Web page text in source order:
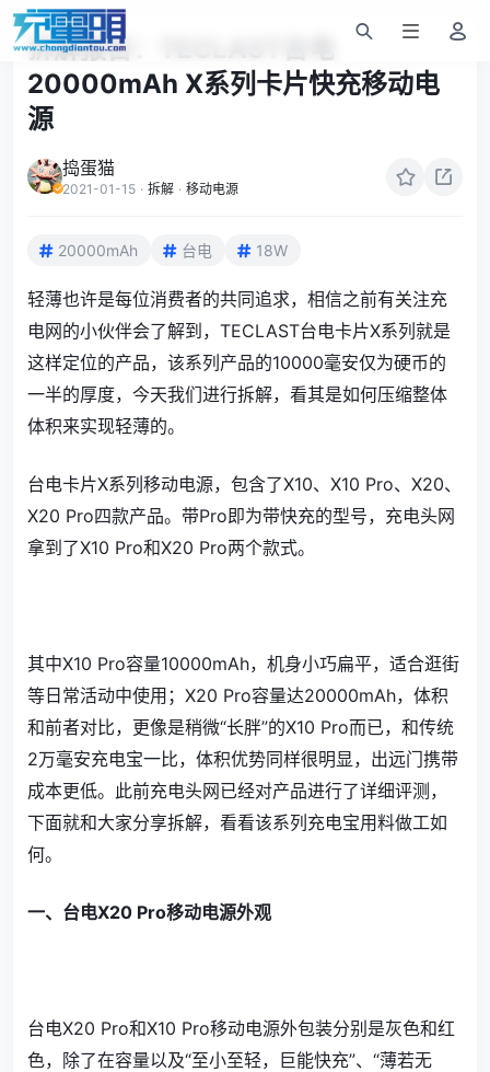
拆解报告：TECLAST台电
20000mAh X系列卡片快充移动电
源
捣蛋猫
2021-01-15 · 拆解 · 移动电源
20000mAh 台电 18W
轻薄也许是每位消费者的共同追求，相信之前有关注充
电网的小伙伴会了解到，TECLAST台电卡片X系列就是
这样定位的产品，该系列产品的10000毫安仅为硬币的
一半的厚度，今天我们进行拆解，看其是如何压缩整体
体积来实现轻薄的。
台电卡片X系列移动电源，包含了X10、X10 Pro、X20、
X20 Pro四款产品。带Pro即为带快充的型号，充电头网
拿到了X10 Pro和X20 Pro两个款式。
其中X10 Pro容量10000mAh，机身小巧扁平，适合逛街
等日常活动中使用；X20 Pro容量达20000mAh，体积
和前者对比，更像是稍微“长胖”的X10 Pro而已，和传统
2万毫安充电宝一比，体积优势同样很明显，出远门携带
成本更低。此前充电头网已经对产品进行了详细评测，
下面就和大家分享拆解，看看该系列充电宝用料做工如
何。
一、台电X20 Pro移动电源外观
台电X20 Pro和X10 Pro移动电源外包装分别是灰色和红
色，除了在容量以及“至小至轻，巨能快充”、“薄若无